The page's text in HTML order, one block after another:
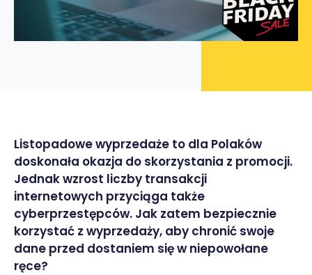
Listopadowe wyprzedaże to dla Polaków
doskonała okazja do skorzystania z promocji.
Jednak wzrost liczby transakcji
internetowych przyciąga także
cyberprzestępców. Jak zatem bezpiecznie
korzystać z wyprzedaży, aby chronić swoje
dane przed dostaniem się w niepowołane
ręce?